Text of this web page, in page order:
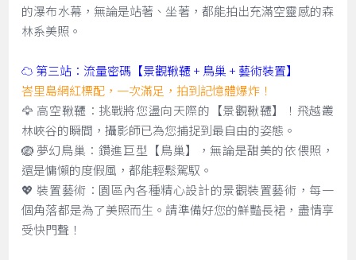
的瀑布水幕，無論是站著、坐著，都能拍出充滿空靈感的森
林系美照。
☁️ 第三站：流量密碼【景觀鞦韆 + 鳥巢 + 藝術裝置】
峇里島網紅標配，一次滿足，拍到記憶體爆炸！
🦅 高空鞦韆：挑戰將您盪向天際的【景觀鞦韆】！飛越叢
林峽谷的瞬間，攝影師已為您捕捉到最自由的姿態。
🪺 夢幻鳥巢：鑽進巨型【鳥巢】，無論是甜美的依偎照，
還是慵懶的度假風，都能輕鬆駕馭。
💖 裝置藝術：園區內各種精心設計的景觀裝置藝術，每一
個角落都是為了美照而生。請準備好您的鮮豔長裙，盡情享
受快門聲！